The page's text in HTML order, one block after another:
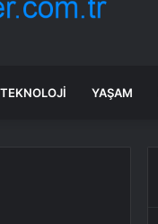
TEKNOLOJI YAŞAM